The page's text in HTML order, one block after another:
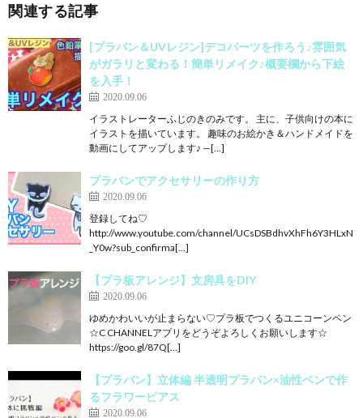
関連する記事
[プラバン＆UVレジン]デコパーツを作ろう♪雰囲気
がガラリと変わる！簡単リメイク♪概要欄から下絵
を入手！
2020.09.06
イラストレーターふじのきのみです。 主に、子供向けの本に
イラストを描いています。 趣味のお絵かき＆ハンドメイドを
動画にしてアップします♪ —[…]
プラバンでアクセサリーの作り方
2020.09.06
登録してね♡
http://www.youtube.com/channel/UCsDSBdhvXhFh6Y3HLxN
_Y0w?sub_confirma[…]
【プラ板アレンジ】文房具をDIY
2020.09.06
ゆめかわいいが止まらない♡プラ板でつくるユニコーンペン
☆C CHANNELアプリをどうぞよろしくお願いします☆
https://goo.gl/87Q[…]
【プラバン】立体編 半透明プラバン×油性ペンで作
るフラワーピアス
2020.09.06